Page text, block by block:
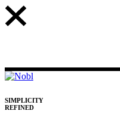
SIMPLICITY
REFINED